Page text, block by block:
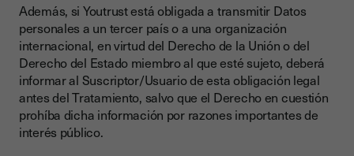
Además, si Youtrust está obligada a transmitir Datos
personales a un tercer país o a una organización
internacional, en virtud del Derecho de la Unión o del
Derecho del Estado miembro al que esté sujeto, deberá
informar al Suscriptor/Usuario de esta obligación legal
antes del Tratamiento, salvo que el Derecho en cuestión
prohíba dicha información por razones importantes de
interés público.